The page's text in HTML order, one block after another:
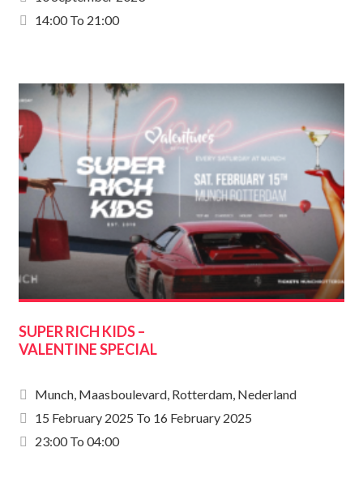
14:00 To 21:00
SUPER RICH KIDS –
VALENTINE SPECIAL
Munch, Maasboulevard, Rotterdam, Nederland
15 February 2025 To 16 February 2025
23:00 To 04:00